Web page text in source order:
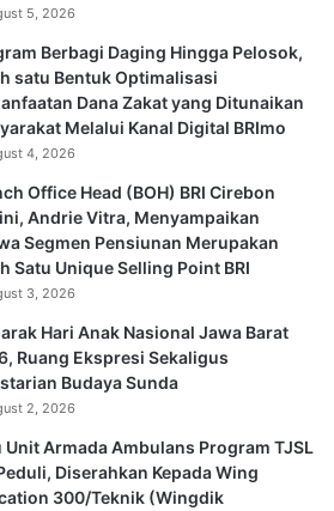
5, 2026
Berbagi Daging Hingga Pelosok,
satu Bentuk Optimalisasi
Dana Zakat yang Ditunaikan
Melalui Kanal Digital BRImo
4, 2026
Office Head (BOH) BRI Cirebon
Andrie Vitra, Menyampaikan
Segmen Pensiunan Merupakan
Satu Unique Selling Point BRI
3, 2026
Hari Anak Nasional Jawa Barat
Ruang Ekspresi Sekaligus
Budaya Sunda
2, 2026
Unit Armada Ambulans Program TJSL
Diserahkan Kepada Wing
300/Teknik (Wingdik